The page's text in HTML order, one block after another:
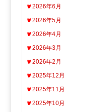
2026年6月
2026年5月
2026年4月
2026年3月
2026年2月
2025年12月
2025年11月
2025年10月